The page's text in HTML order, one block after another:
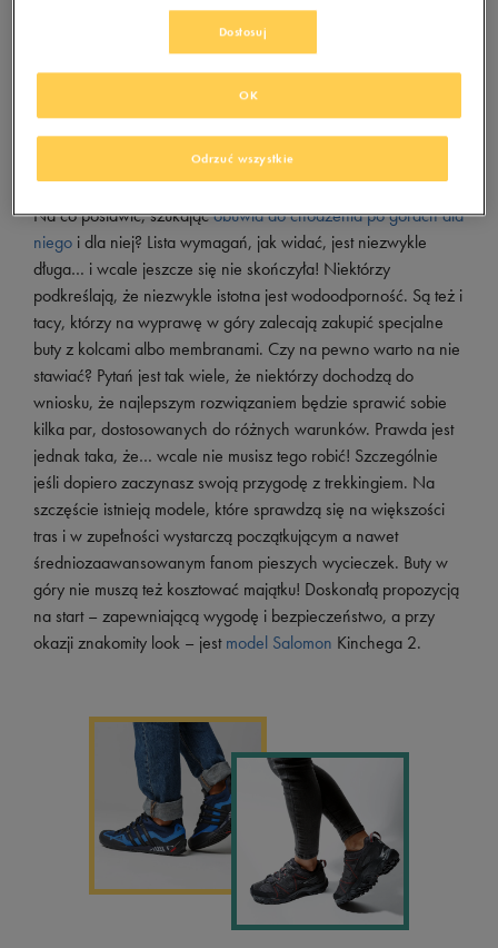
maksymalny komfort i wsparcie podczas wysiłku. Dobra
amortyzacja to podstawa! Nie mniej ważna jest jednak
przyczepność. Bez dwóch zdań, trekkery to obuwie do zadań
Buty do trekkingu – wybierz mądrze!
Na co postawić, szukającobuwia do chodzenia po górach dla
niego i dla niej? Lista wymagań, jak widać, jest niezwykle
długa… i wcale jeszcze się nie skończyła! Niektórzy
podkreślają, że niezwykle istotna jest wodoodporność. Są też i
tacy, którzy na wyprawę w góry zalecają zakupić specjalne
buty z kolcami albo membranami. Czy na pewno warto na nie
stawiać? Pytań jest tak wiele, że niektórzy dochodzą do
wniosku, że najlepszym rozwiązaniem będzie sprawić sobie
kilka par, dostosowanych do różnych warunków. Prawda jest
jednak taka, że… wcale nie musisz tego robić! Szczególnie
jeśli dopiero zaczynasz swoją przygodę z trekkingiem. Na
szczęście istnieją modele, które sprawdzą się na większości
tras i w zupełności wystarczą początkującym a nawet
średniozaawansowanym fanom pieszych wycieczek. Buty w
góry nie muszą też kosztować majątku! Doskonałą propozycją
na start – zapewniającą wygodę i bezpieczeństwo, a przy
okazji znakomity look – jestmodel Salomon Kinchega 2.
Dostosuj
Odrzuć wszystkie
OK